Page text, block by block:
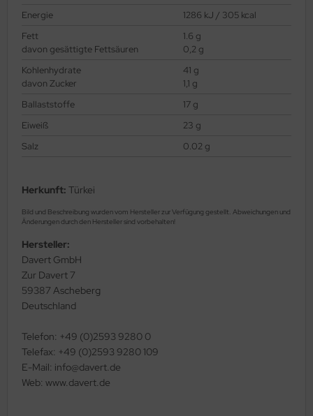
Energie
1286 kJ / 305 kcal
Fett
davon gesättigte Fettsäuren
1.6 g
0,2 g
Kohlenhydrate
davon Zucker
41 g
1,1 g
Ballaststoffe
17 g
Eiweiß
23 g
Salz
0.02 g
Herkunft: Türkei
Bild und Beschreibung wurden vom Hersteller zur Verfügung gestellt. Abweichungen und
Änderungen durch den Hersteller sind vorbehalten!
Hersteller:
Davert GmbH
Zur Davert 7
59387 Ascheberg
Deutschland
Telefon: +49 (0)2593 9280 0
Telefax: +49 (0)2593 9280 109
E-Mail: info@davert.de
Web: www.davert.de